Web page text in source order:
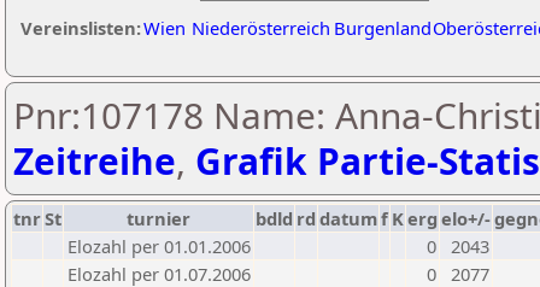
Vereinslisten:Wien Niederösterreich Burgenland
Pnr:107178 Name: Anna-
Zeitreihe, Grafik Partie-
tnrSt turnier bdld rd datumf Kerg elo+/-
Elozahl per 01.01.2006
0 2043
Elozahl per 01.07.2006
0 2077